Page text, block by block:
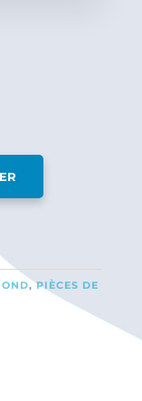
,PIÈCES DE